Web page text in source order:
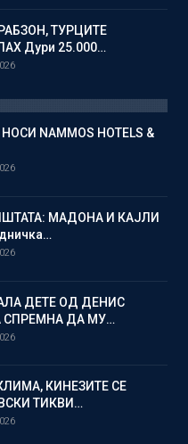
ТУРЦИТЕ
Дури 25.000…
НОСИ NAMMOS HOTELS &
МАДОНА И КАЈЛИ
ДЕТЕ ОД ДЕНИС
ДА МУ…
КИНЕЗИТЕ СЕ
ТИКВИ…